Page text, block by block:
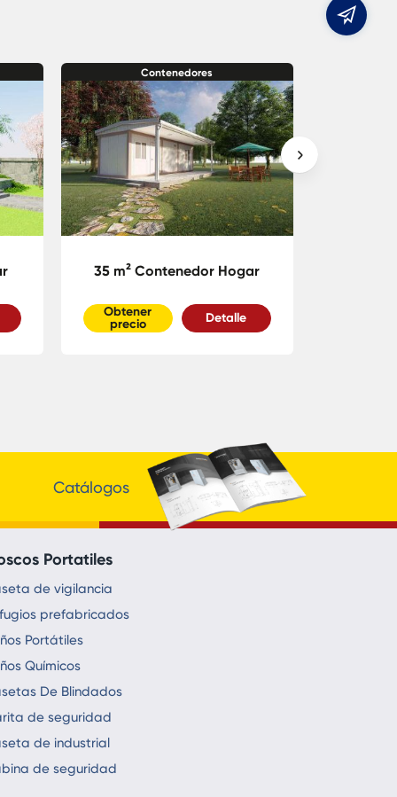
Contenedores
35 m² Contenedor Hogar
Obtener
precio
Detalle
Catálogos
Portatiles
de vigilancia
prefabricados
Portátiles
Químicos
De Blindados
de seguridad
de industrial
de seguridad